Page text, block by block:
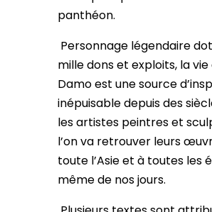
panthéon.
Personnage légendaire
mille dons et exploits, la vie
Damo est une source
inépuisable depuis des
les artistes peintres et
l’on va retrouver leurs
toute l’Asie et à toutes les
même de nos jours.